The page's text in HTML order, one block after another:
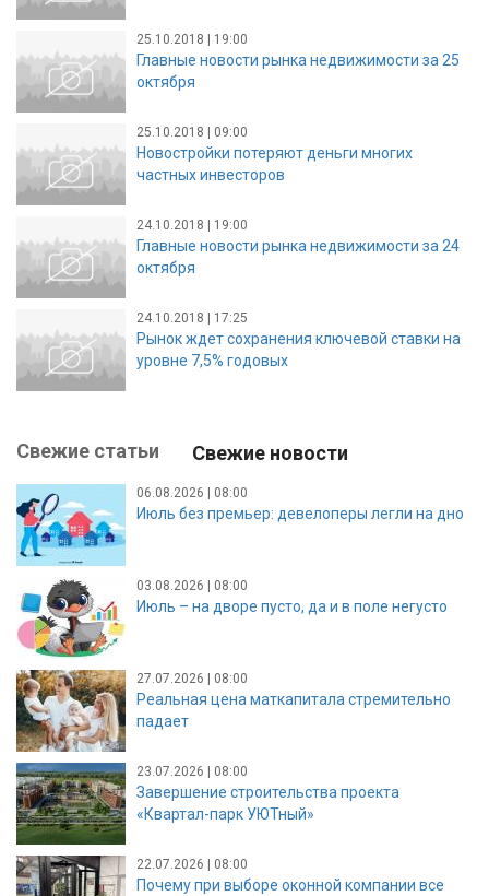
25.10.2018 | 19:00
Главные новости рынка недвижимости за 25
октября
25.10.2018 | 09:00
Новостройки потеряют деньги многих
частных инвесторов
24.10.2018 | 19:00
Главные новости рынка недвижимости за 24
октября
24.10.2018 | 17:25
Рынок ждет сохранения ключевой ставки на
уровне 7,5% годовых
Свежие статьи Свежие новости
06.08.2026 | 08:00
Июль без премьер: девелоперы легли на дно
03.08.2026 | 08:00
Июль – на дворе пусто, да и в поле негусто
27.07.2026 | 08:00
Реальная цена маткапитала стремительно
падает
23.07.2026 | 08:00
Завершение строительства проекта
«Квартал-парк УЮТный»
22.07.2026 | 08:00
Почему при выборе оконной компании все